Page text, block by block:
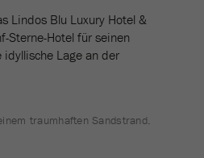
Lindos Blu Luxury Hotel &
Sterne-Hotel für seinen
idyllische Lage an der
traumhaften Sandstrand.